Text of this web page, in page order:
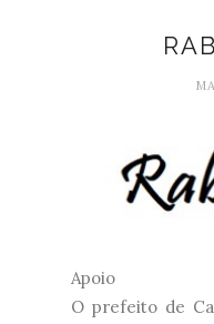
Apoio
O prefeito de